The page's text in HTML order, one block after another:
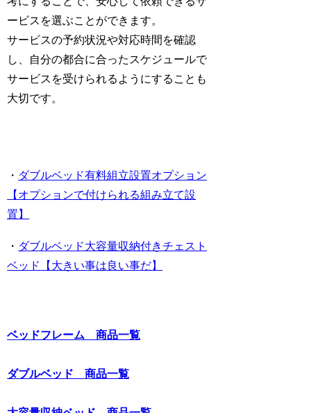
ービスを選ぶことができます。
サービスの予約状況や対応時間を確認
し、自分の都合に合ったスケジュールで
サービスを受けられるようにすることも
大切です。
・ ダブルベッド有料組立設置オプション
【オプションで付けられる組み立て設
置】
・ ダブルベッド大容量収納付きチェスト
ベッド【大きい事は良い事だ】
ベッドフレーム 商品一覧
ダブルベッド 商品一覧